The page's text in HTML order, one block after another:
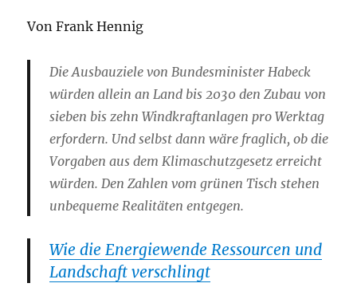
Von Frank Hennig
Die Ausbauziele von Bundesminister Habeck
würden allein an Land bis 2030 den Zubau von
sieben bis zehn Windkraftanlagen pro Werktag
erfordern. Und selbst dann wäre fraglich, ob die
Vorgaben aus dem Klimaschutzgesetz erreicht
würden. Den Zahlen vom grünen Tisch stehen
unbequeme Realitäten entgegen.
Wie die Energiewende Ressourcen und
Landschaft verschlingt